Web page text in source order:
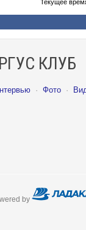
Текущее
КЛУБ
· Фото ·
by